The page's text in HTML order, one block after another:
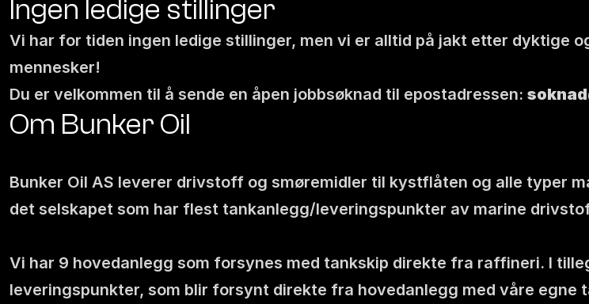
Ingen ledige stillinger
Vi har for tiden ingen ledige stillinger, men vi er alltid på jakt etter dyktige
mennesker!
Du er velkommen til å sende en åpen jobbsøknad til epostadressen:
Om Bunker Oil
Bunker Oil AS leverer drivstoff og smøremidler til kystflåten og alle typer
det selskapet som har flest tankanlegg/leveringspunkter av marine
Vi har 9 hovedanlegg som forsynes med tankskip direkte fra raffineri. I
leveringspunkter, som blir forsynt direkte fra hovedanlegg med våre egne